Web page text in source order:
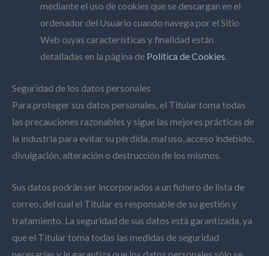
mediante el uso de cookies que se descargan en el
ordenador del Usuario cuando navega por el Sitio
Web cuyas características y finalidad están
detalladas en la página de Política de Cookies.
Seguridad de los datos personales
Para proteger sus datos personales, el Titular toma todas
las precauciones razonables y sigue las mejores prácticas de
la industria para evitar su pérdida, mal uso, acceso indebido,
divulgación, alteración o destrucción de los mismos.
Sus datos podrán ser incorporados a un fichero de lista de
correo, del cual el Titular es responsable de su gestión y
tratamiento. La seguridad de sus datos está garantizada, ya
que el Titular toma todas las medidas de seguridad